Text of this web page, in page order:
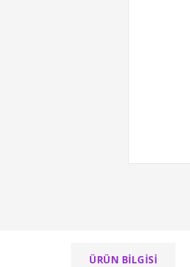
ÜRÜN BILGISI